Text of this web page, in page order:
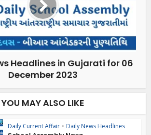
Headlines in Gujarati for 06
December 2023
YOU MAY ALSO LIKE
Daily Current Affair • Daily News Headlines